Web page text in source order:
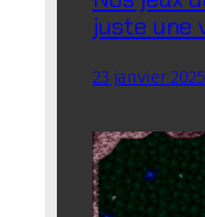
juste une
23 janvier 2025